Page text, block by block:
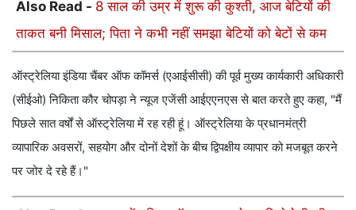
Also Read - 8 साल की उम्र में शुरू की कुश्ती, आज बेटियों की
ताकत बनी मिसाल; पिता ने कभी नहीं समझा बेटियों को बेटों से कम
ऑस्ट्रेलिया इंडिया चैंबर ऑफ कॉमर्स (एआईसीसी) की पूर्व मुख्य कार्यकारी अधिकारी
(सीईओ) निकिता कौर चोपड़ा ने न्यूज एजेंसी आईएएनएस से बात करते हुए कहा, "मैं
पिछले सात वर्षों से ऑस्ट्रेलिया में रह रही हूं। ऑस्ट्रेलिया के प्रधानमंत्री
व्यापारिक अवसरों, सहयोग और दोनों देशों के बीच द्विपक्षीय व्यापार को मजबूत करने
पर जोर दे रहे हैं।"